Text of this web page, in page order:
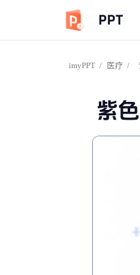
PPT
imyPPT / 医疗 /
紫